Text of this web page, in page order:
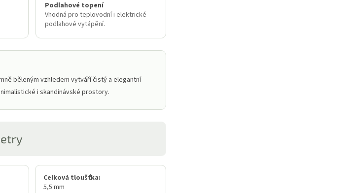
Podlahové topení
Vhodná pro teplovodní i elektrické
podlahové vytápění.
běleným vzhledem vytváří čistý a elegantní
i skandinávské prostory.
Celková tloušťka:
5,5 mm